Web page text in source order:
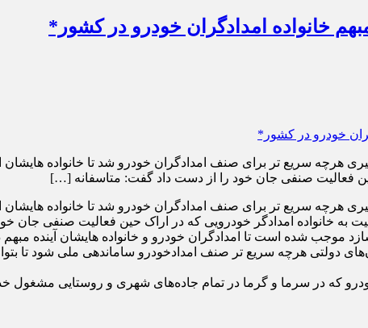
خانواده امدادگران خودرو در کشور*
هرچه سریع تر برای صنف امدادگران خودرو شد تا خانواده هایشان
فعالیت صنفی جان خود را از دست داد گفت: متاسفانه […]
هرچه سریع تر برای صنف امدادگران خودرو شد تا خانواده هایشان از
خانواده امدادگر خودرویی که در اراک حین فعالیت صنفی جان
موجب شده است تا امدادگران خودرو و خانواده هایشان آینده مبهم
دولتی هرچه سریع تر صنف امدادخودرو ساماندهی ملی شود تا
که در سرما و گرما در تمام جاده‌های شهری و روستایی مشغول